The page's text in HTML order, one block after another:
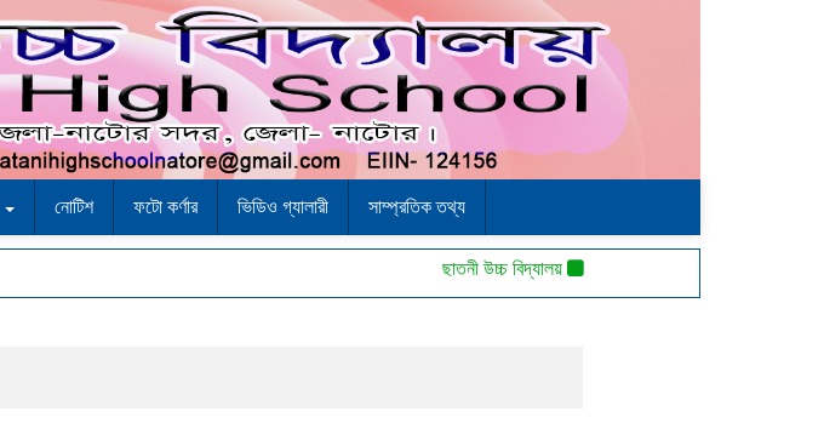
নোটিশ ফটো কর্ণার ভিডিও গ্যালারী সাম্প্রতিক তথ্য
ছাতনী উচ্চ বিদ্যালয়